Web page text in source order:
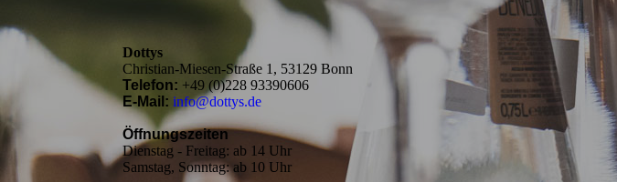
Dottys
Christian-Miesen-Straße 1, 53129 Bonn
Telefon: +49 (0)228 93390606
E-Mail:info@dottys.de
Öffnungszeiten
Dienstag - Freitag: ab 14 Uhr
Samstag, Sonntag: ab 10 Uhr